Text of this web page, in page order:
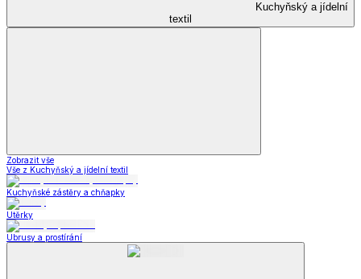
Kuchyňský a jídelní
textil
Zobrazit vše
Vše z Kuchyňský a jídelní textil
Kuchyňské zástěry a chňapky
Utěrky
Ubrusy a prostírání